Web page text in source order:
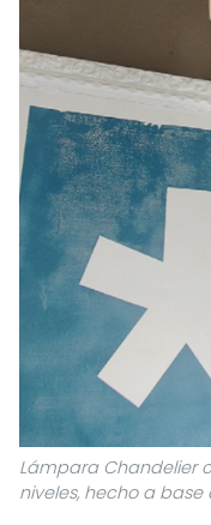
Lámpara Chandelier
niveles, hecho a